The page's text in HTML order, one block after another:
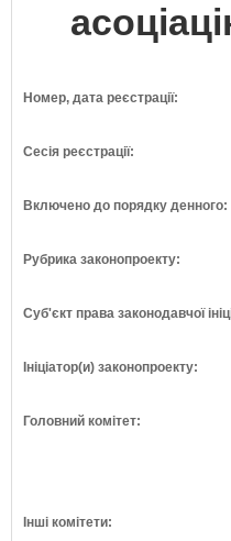
Номер, дата реєстрації:
Сесія реєстрації:
Включено до порядку денного:
Рубрика законопроекту:
Суб'єкт права законодавчої
Ініціатор(и) законопроекту:
Головний комітет:
Інші комітети: